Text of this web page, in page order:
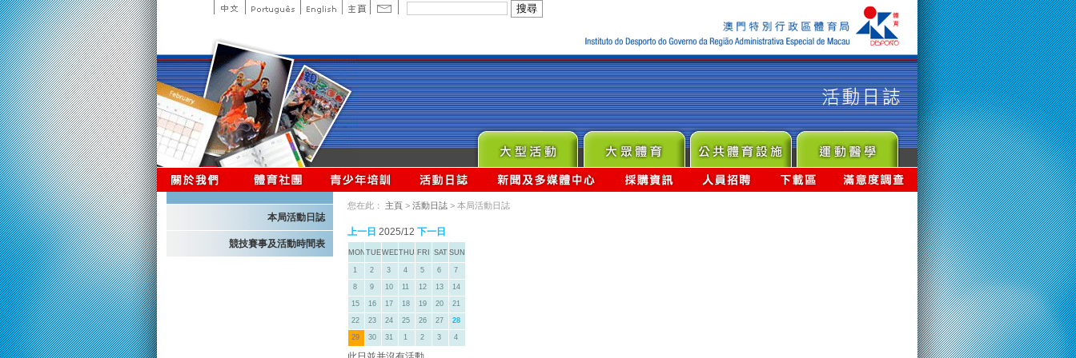
本局活動日誌
競技賽事及活動時間表
您在此： 主頁 > 活動日誌 > 本局活動日誌
上一日 2025/12 下一日
MON TUEWEDTHU FRI SAT SUN
1 2 3 4 5 6 7
8 9 10 11 12 13 14
15 16 17 18 19 20 21
22 23 24 25 26 27 28
29 30 31 1 2 3 4